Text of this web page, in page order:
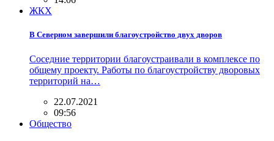
ЖКХ
В Северном завершили благоустройство двух дворов
Соседние территории благоустраивали в комплексе по
общему проекту. Работы по благоустройству дворовых
территорий на…
22.07.2021
09:56
Общество